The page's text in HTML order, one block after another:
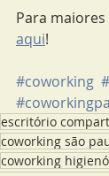
Para
aqui!
#coworking
escritório
coworking são
coworking